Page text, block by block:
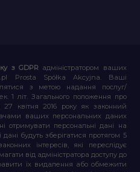
з GDPR адміністратором ваших
Prosta Spółka Akcyjna. Ваші
з метою надання послуг/
1 літ. Загального положення про
квітня 2016 року як законний
ваших персональних даних
отримувати персональні дані на
будуть зберігатися протягом 5
інтересів, які переслідує
від адміністратора доступу до
їх видалення або обмежити